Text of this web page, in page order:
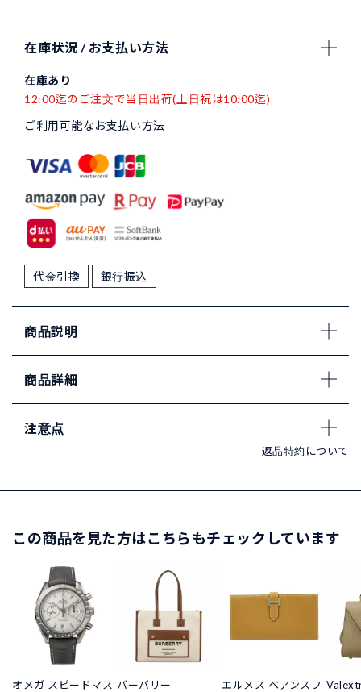
在庫状況 / お支払い方法
在庫あり
12:00迄のご注文で当日出荷(土日祝は10:00迄)
ご利用可能なお支払い方法
代金引換 銀行振込
商品説明
商品詳細
注意点
返品特約について
この商品を見た方はこちらもチェックしています
オメガ スピードマス バーバリー
エルメス ベアンスフ